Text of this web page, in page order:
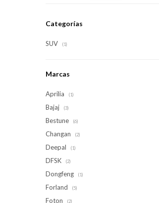
Categorías
SUV (1)
Marcas
Aprilia (1)
Bajaj (3)
Bestune (6)
Changan (2)
Deepal (1)
DFSK (2)
Dongfeng (1)
Forland (5)
Foton (2)